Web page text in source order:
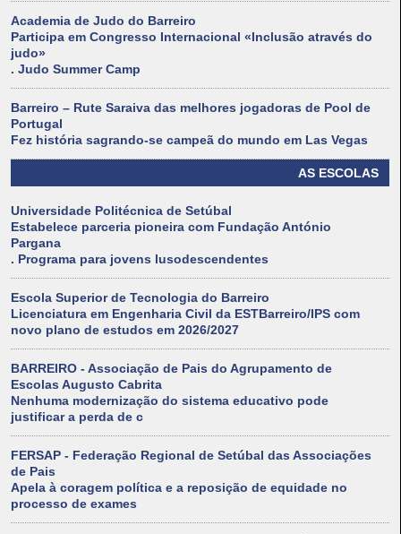
Academia de Judo do Barreiro
Participa em Congresso Internacional «Inclusão através do
judo»
. Judo Summer Camp
Barreiro – Rute Saraiva das melhores jogadoras de Pool de
Portugal
Fez história sagrando-se campeã do mundo em Las Vegas
AS ESCOLAS
Universidade Politécnica de Setúbal
Estabelece parceria pioneira com Fundação António
Pargana
. Programa para jovens lusodescendentes
Escola Superior de Tecnologia do Barreiro
Licenciatura em Engenharia Civil da ESTBarreiro/IPS com
novo plano de estudos em 2026/2027
BARREIRO - Associação de Pais do Agrupamento de
Escolas Augusto Cabrita
Nenhuma modernização do sistema educativo pode
justificar a perda de c
FERSAP - Federação Regional de Setúbal das Associações
de Pais
Apela à coragem política e a reposição de equidade no
processo de exames